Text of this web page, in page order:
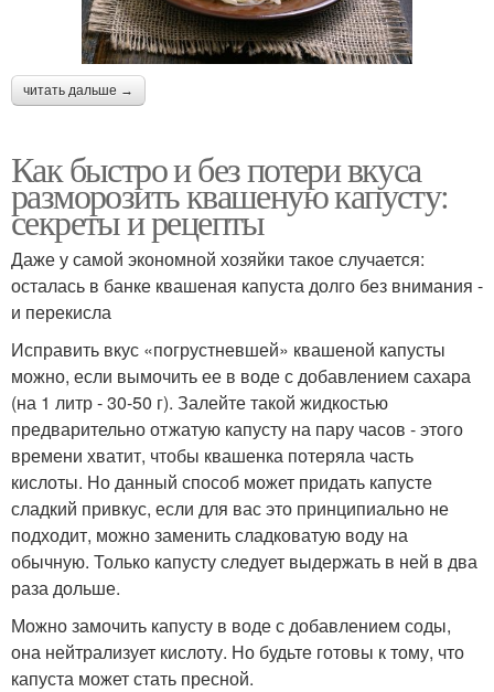
читать дальше →
Как быстро и без потери вкуса
разморозить квашеную капусту:
секреты и рецепты
Даже у самой экономной хозяйки такое случается:
осталась в банке квашеная капуста долго без внимания -
и перекисла
Исправить вкус «погрустневшей» квашеной капусты
можно, если вымочить ее в воде с добавлением сахара
(на 1 литр - 30-50 г). Залейте такой жидкостью
предварительно отжатую капусту на пару часов - этого
времени хватит, чтобы квашенка потеряла часть
кислоты. Но данный способ может придать капусте
сладкий привкус, если для вас это принципиально не
подходит, можно заменить сладковатую воду на
обычную. Только капусту следует выдержать в ней в два
раза дольше.
Можно замочить капусту в воде с добавлением соды,
она нейтрализует кислоту. Но будьте готовы к тому, что
капуста может стать пресной.